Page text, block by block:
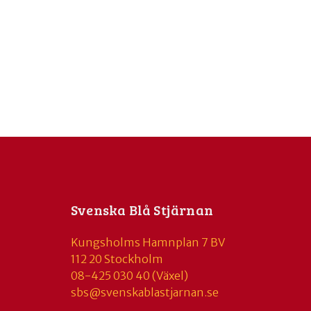
Svenska Blå Stjärnan
Kungsholms Hamnplan 7 BV
112 20 Stockholm
08-425 030 40 (Växel)
sbs@svenskablastjarnan.se